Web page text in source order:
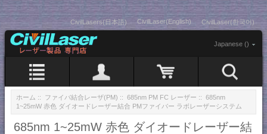
CivilLasers(日本語) CivilLaser(English) CivilLaser(한국어)
Japanese ()
ホーム :: ファイバ結合レーザ(PM) :: 685nm PM FC レーザー :: 685nm
1~25mW 赤色 ダイオードレーザー結合 PMファイバー ラボレーザーシステム
685nm 1~25mW 赤色 ダイオードレーザー結